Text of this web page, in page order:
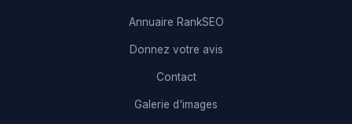
Annuaire RankSEO
Donnez votre avis
Contact
Galerie d'images